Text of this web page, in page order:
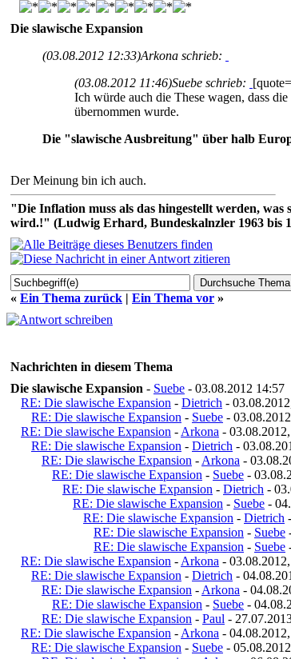
Die slawische Expansion
(03.08.2012 12:33)Arkona schrieb:
(03.08.2012 11:46)Suebe schrieb:
Ich würde auch die These wagen, dass
übernommen wurde.
Die "slawische Ausbreitung" über halb
Der Meinung bin ich auch.
"Die Inflation muss als das hingestellt werden,
wird.!" (Ludwig Erhard, Bundeskalnzler 1963 bis
« Ein Thema zurück | Ein Thema vor »
Nachrichten in diesem Thema
Die slawische Expansion - Suebe - 03.08.2012 14:57
RE: Die slawische Expansion - Dietrich -
RE: Die slawische Expansion - Suebe -
RE: Die slawische Expansion - Arkona -
RE: Die slawische Expansion - Dietrich -
RE: Die slawische Expansion - Arkona -
RE: Die slawische Expansion - Suebe -
RE: Die slawische Expansion - Dietrich -
RE: Die slawische Expansion - Suebe -
RE: Die slawische Expansion - Dietrich
RE: Die slawische Expansion - Suebe
RE: Die slawische Expansion - Suebe
RE: Die slawische Expansion - Arkona -
RE: Die slawische Expansion - Dietrich -
RE: Die slawische Expansion - Arkona -
RE: Die slawische Expansion - Suebe -
RE: Die slawische Expansion - Paul -
RE: Die slawische Expansion - Arkona -
RE: Die slawische Expansion - Suebe -